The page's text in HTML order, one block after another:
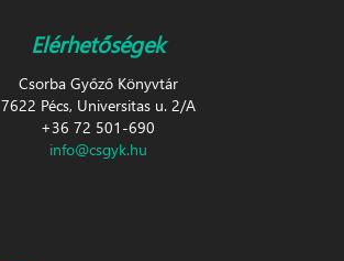
Elérhetőségek
Csorba Győző Könyvtár
7622 Pécs, Universitas u. 2/A
+36 72 501-690
info@csgyk.hu